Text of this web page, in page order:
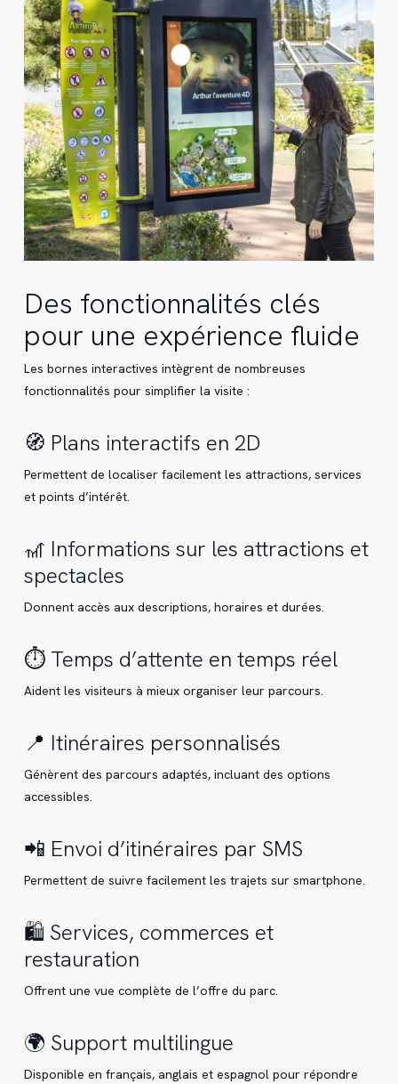
Des fonctionnalités clés
pour une expérience fluide
Les bornes interactives intègrent de nombreuses
fonctionnalités pour simplifier la visite :
🧭 Plans interactifs en 2D
Permettent de localiser facilement les attractions, services
et points d’intérêt.
🎢 Informations sur les attractions et
spectacles
Donnent accès aux descriptions, horaires et durées.
⏱️ Temps d’attente en temps réel
Aident les visiteurs à mieux organiser leur parcours.
📍 Itinéraires personnalisés
Génèrent des parcours adaptés, incluant des options
accessibles.
📲 Envoi d’itinéraires par SMS
Permettent de suivre facilement les trajets sur smartphone.
🛍️ Services, commerces et
restauration
Offrent une vue complète de l’offre du parc.
🌍 Support multilingue
Disponible en français, anglais et espagnol pour répondre